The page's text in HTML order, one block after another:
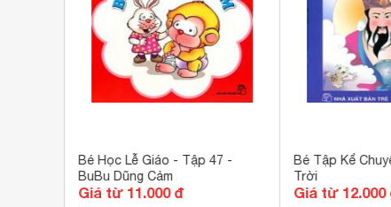
Bé Học Lễ Giáo - Tập 47 -
BuBu Dũng Cảm
Giá từ 11.000 đ
Bé Tập Kể
Trời
Giá từ 12.000